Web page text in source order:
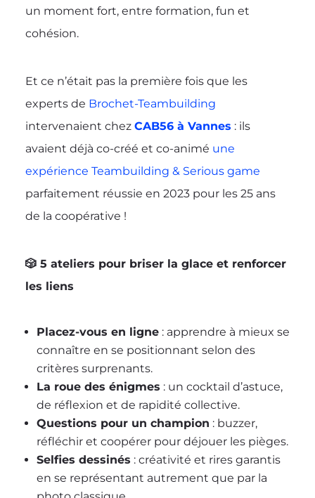
un moment fort, entre formation, fun et
cohésion.
Et ce n’était pas la première fois que les
experts de Brochet-Teambuilding
intervenaient chez CAB56 à Vannes : ils
avaient déjà co-créé et co-animé une
expérience Teambuilding & Serious game
parfaitement réussie en 2023 pour les 25 ans
de la coopérative !
🎲 5 ateliers pour briser la glace et renforcer
les liens
Placez-vous en ligne: apprendre à mieux se
connaître en se positionnant selon des
critères surprenants.
La roue des énigmes : un cocktail d’astuce,
de réflexion et de rapidité collective.
Questions pour un champion : buzzer,
réfléchir et coopérer pour déjouer les pièges.
Selfies dessinés : créativité et rires garantis
en se représentant autrement que par la